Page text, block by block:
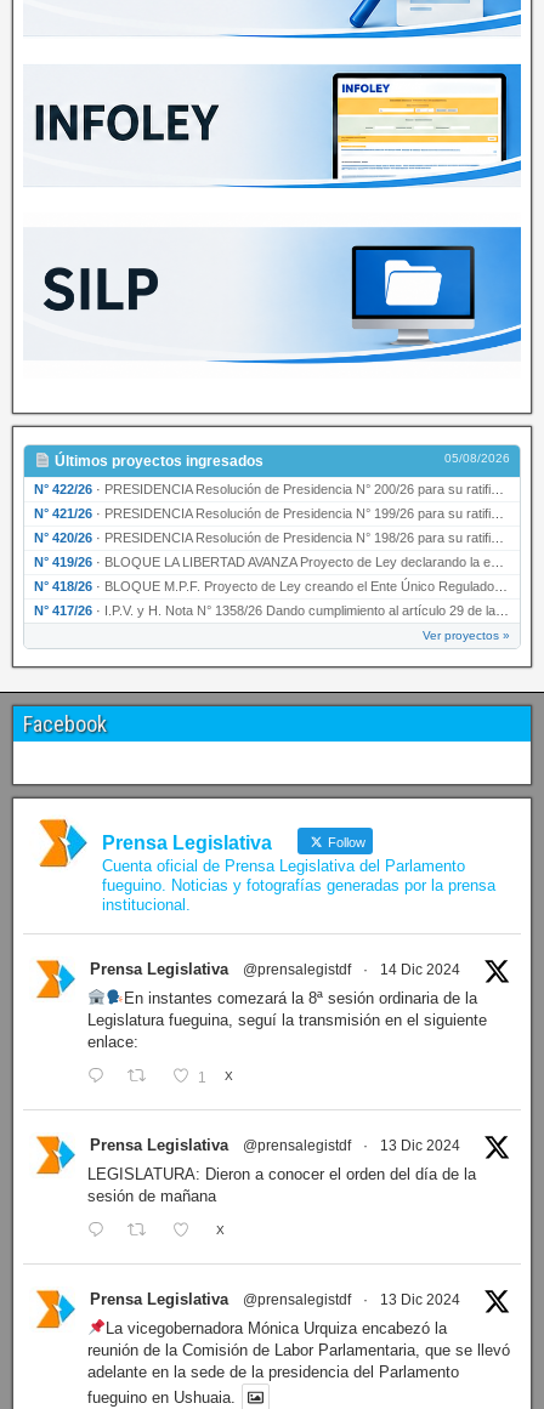
Últimos proyectos ingresados 05/08/2026
N° 422/26 · PRESIDENCIA Resolución de Presidencia N° 200/26 para su ratificación.
N° 421/26 · PRESIDENCIA Resolución de Presidencia N° 199/26 para su ratificación.
N° 420/26 · PRESIDENCIA Resolución de Presidencia N° 198/26 para su ratificación.
N° 419/26 · BLOQUE LA LIBERTAD AVANZA Proyecto de Ley declarando la esencialidad del servicio educativ…
N° 418/26 · BLOQUE M.P.F. Proyecto de Ley creando el Ente Único Regulador de servicios públicos de la …
N° 417/26 · I.P.V. y H. Nota N° 1358/26 Dando cumplimiento al artículo 29 de la Ley provincial N° 1399…
Ver proyectos »
Facebook
Prensa Legislativa Follow
Cuenta oficial de Prensa Legislativa del Parlamento
fueguino. Noticias y fotografías generadas por la prensa
institucional.
Prensa Legislativa @prensalegistdf · 14 Dic 2024
En instantes comezará la 8ª sesión ordinaria de la
Legislatura fueguina, seguí la transmisión en el siguiente
enlace:
1 X
Prensa Legislativa @prensalegistdf · 13 Dic 2024
LEGISLATURA: Dieron a conocer el orden del día de la
sesión de mañana
X
Prensa Legislativa @prensalegistdf · 13 Dic 2024
La vicegobernadora Mónica Urquiza encabezó la
reunión de la Comisión de Labor Parlamentaria, que se llevó
adelante en la sede de la presidencia del Parlamento
fueguino en Ushuaia.